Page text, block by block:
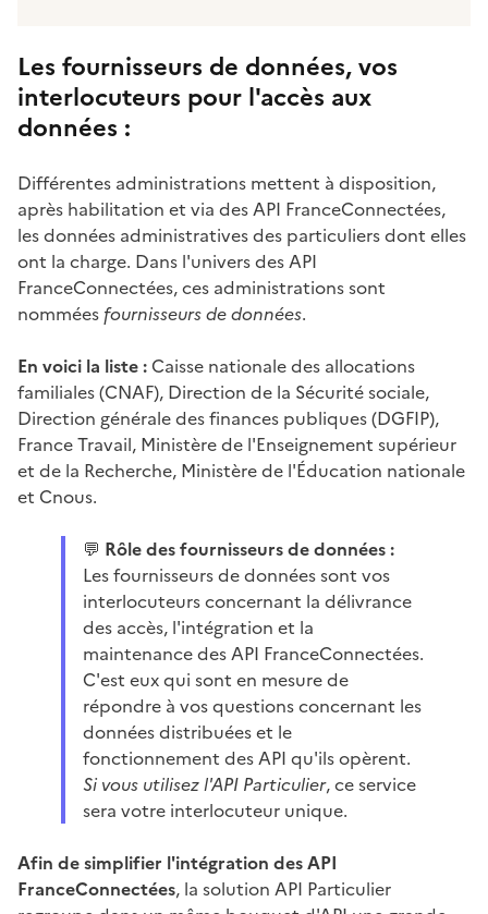
Les fournisseurs de données, vos
interlocuteurs pour l'accès aux
données :
Différentes administrations mettent à disposition,
après habilitation et via des API FranceConnectées,
les données administratives des particuliers dont elles
ont la charge. Dans l'univers des API
FranceConnectées, ces administrations sont
nommées fournisseurs de données.
En voici la liste : Caisse nationale des allocations
familiales (CNAF), Direction de la Sécurité sociale,
Direction générale des finances publiques (DGFIP),
France Travail, Ministère de l'Enseignement supérieur
et de la Recherche, Ministère de l'Éducation nationale
et Cnous.
💬 Rôle des fournisseurs de données :
Les fournisseurs de données sont vos
interlocuteurs concernant la délivrance
des accès, l'intégration et la
maintenance des API FranceConnectées.
C'est eux qui sont en mesure de
répondre à vos questions concernant les
données distribuées et le
fonctionnement des API qu'ils opèrent.
Si vous utilisez l'API Particulier, ce service
sera votre interlocuteur unique.
Afin de simplifier l'intégration des API
FranceConnectées, la solution API Particulier